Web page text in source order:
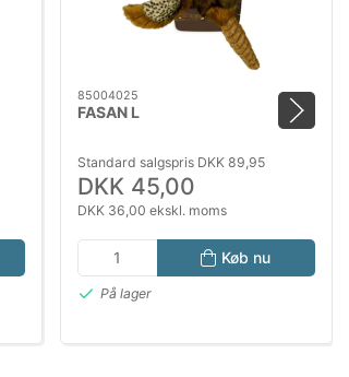
85004025
FASAN L
Standard salgspris DKK 89,95
DKK 45,00
DKK 36,00 ekskl. moms
Køb nu
På lager